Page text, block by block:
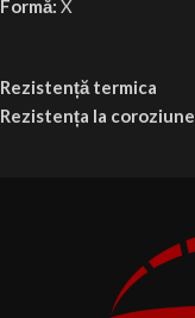
Formă: X
Rezistență termica
Rezistența la coroziune